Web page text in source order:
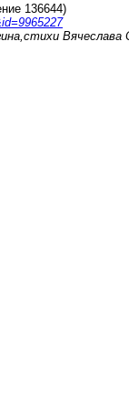
136644)
Вячеслава